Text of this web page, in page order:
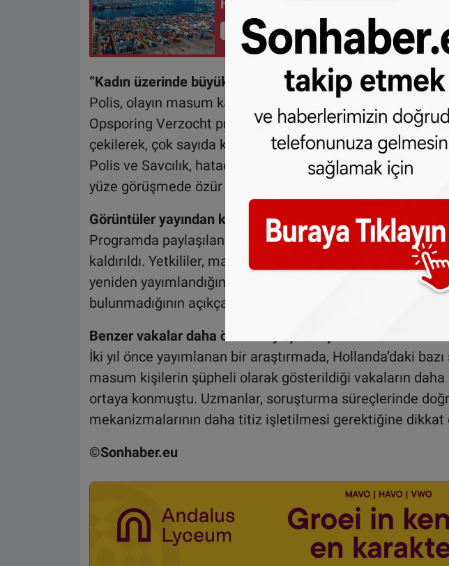
İçeriği Görüntüle
“Kadın üzerinde büyük etkisi oldu”
Polis, olayın masum kadın üzerinde “büyük bir etki”
Opsporing Verzocht programının geniş bir izleyici
çekilerek, çok sayıda kişinin kadını suç şüphelisi olarak
Polis ve Savcılık, hatadan dolayı duydukları üzüntüyü dile
yüze görüşmede özür sunduklarını bildirdi.
Görüntüler yayından kaldırıldı
Programda paylaşılan güvenlik kamerası görüntüleri
kaldırıldı. Yetkililer, masum kadının itibarını korumak
yeniden yayımlandığını ve bu görselde kadının söz
bulunmadığının açıkça belirtildiğini açıkladı.
Benzer vakalar daha önce de yaşanmıştı
İki yıl önce yayımlanan bir araştırmada, Hollanda’daki
masum kişilerin şüpheli olarak gösterildiği vakaların daha
ortaya konmuştu. Uzmanlar, soruşturma süreçlerinde
mekanizmalarının daha titiz işletilmesi gerektiğine dikkat
©Sonhaber.eu